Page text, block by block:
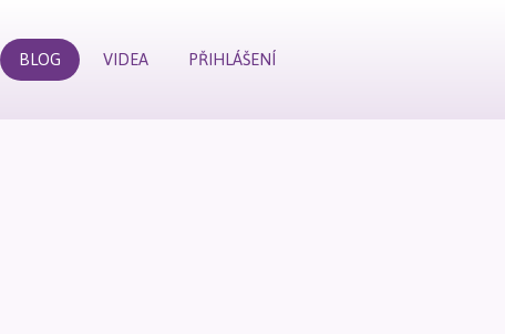
BLOG VIDEA PŘIHLÁŠENÍ